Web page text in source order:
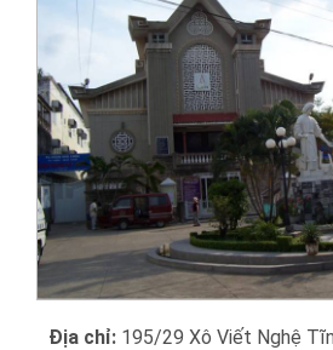
Địa chỉ: 195/29 Xô Viết Nghệ